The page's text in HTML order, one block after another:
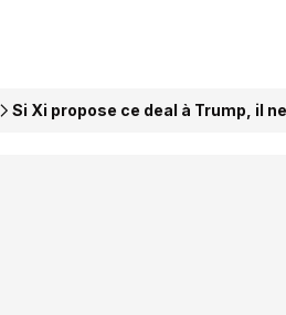
Si Xi propose ce deal à Trump, il